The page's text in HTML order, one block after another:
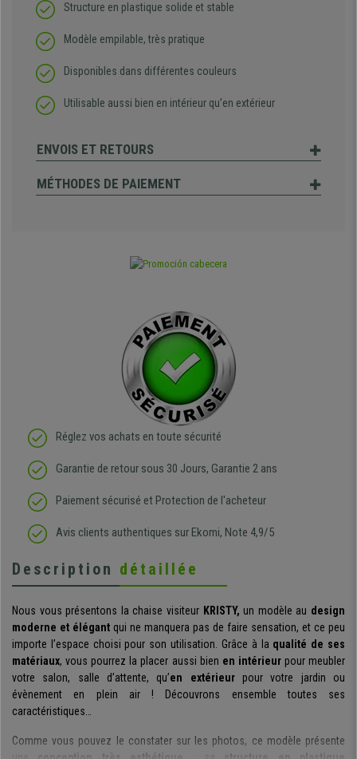
Structure en plastique solide et stable
Modèle empilable, très pratique
Disponibles dans différentes couleurs
Utilisable aussi bien en intérieur qu’en extérieur
ENVOIS ET RETOURS
MÉTHODES DE PAIEMENT
Réglez vos achats en toute sécurité
Garantie de retour sous 30 Jours, Garantie 2 ans
Paiement sécurisé et Protection de l'acheteur
Avis clients authentiques sur Ekomi, Note 4,9/5
Description détaillée
Nous vous présentons la chaise visiteur KRISTY, un modèle au design
moderne et élégant qui ne manquera pas de faire sensation, et ce peu
importe l’espace choisi pour son utilisation. Grâce à la qualité de ses
matériaux, vous pourrez la placer aussi bien en intérieurpour meubler
votre salon, salle d’attente, qu’en extérieurpour votre jardin ou
évènement en plein air ! Découvrons ensemble toutes ses
caractéristiques…
Comme vous pouvez le constater sur les photos, ce modèle présente